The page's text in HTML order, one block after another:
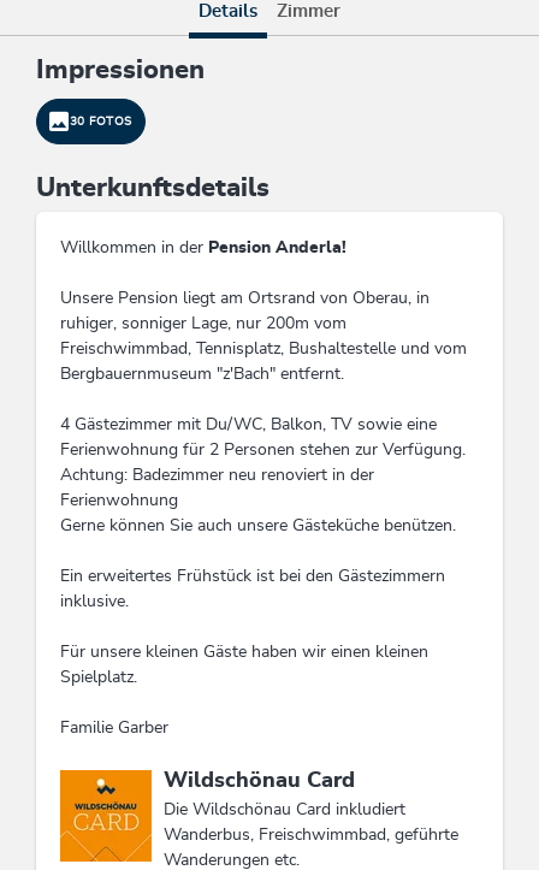
Details Zimmer
Impressionen
30 FOTOS
Unterkunftsdetails
Willkommen in der Pension Anderla!
Unsere Pension liegt am Ortsrand von Oberau, in
ruhiger, sonniger Lage, nur 200m vom
Freischwimmbad, Tennisplatz, Bushaltestelle und vom
Bergbauernmuseum "z'Bach" entfernt.
4 Gästezimmer mit Du/WC, Balkon, TV sowie eine
Ferienwohnung für 2 Personen stehen zur Verfügung.
Achtung: Badezimmer neu renoviert in der
Ferienwohnung
Gerne können Sie auch unsere Gästeküche benützen.
Ein erweitertes Frühstück ist bei den Gästezimmern
inklusive.
Für unsere kleinen Gäste haben wir einen kleinen
Spielplatz.
Familie Garber
Diese Unterkunft ist Mitglied von
Wildschönau Card
Die Wildschönau Card inkludiert
Wanderbus, Freischwimmbad, geführte
Wanderungen etc.